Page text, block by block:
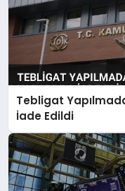
Tebligat
İade Edildi